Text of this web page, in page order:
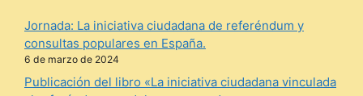
Jornada: La iniciativa ciudadana de referéndum y
consultas populares en España.
6 de marzo de 2024
Publicación del libro «La iniciativa ciudadana vinculada